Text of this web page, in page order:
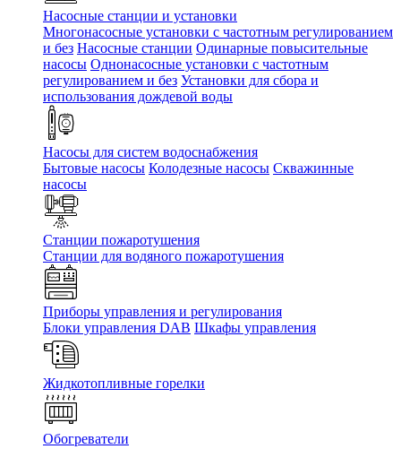
Насосные станции и установки
Многонасосные установки с частотным регулированием
и без Насосные станции Одинарные повысительные
насосы Однонасосные установки с частотным
регулированием и без Установки для сбора и
использования дождевой воды
Насосы для систем водоснабжения
Бытовые насосы Колодезные насосы Скважинные
насосы
Станции пожаротушения
Станции для водяного пожаротушения
Приборы управления и регулирования
Блоки управления DAB Шкафы управления
Жидкотопливные горелки
Обогреватели